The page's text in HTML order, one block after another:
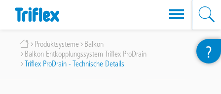
Breadcrumb
Produktsysteme
Balkon
Balkon Entkopplungssystem Triflex ProDrain
Triflex ProDrain - Technische Details
?